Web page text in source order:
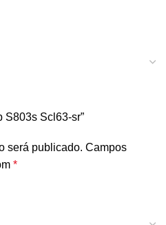
S803s Scl63-sr”
será publicado. Campos
*